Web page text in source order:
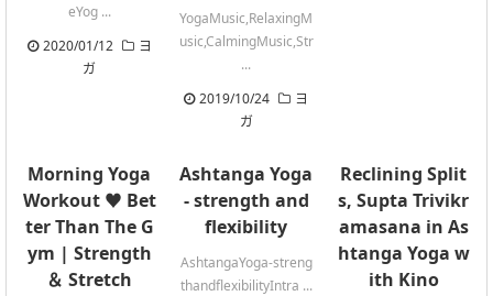
eYog ...
2020/01/12
ヨ
ガ
YogaMusic,RelaxingM
usic,CalmingMusic,Str
...
2019/10/24
ヨ
ガ
Morning Yoga
Workout ♥ Bet
ter Than The G
ym | Strength
＆ Stretch
Ashtanga Yoga
- strength and
flexibility
AshtangaYoga-streng
thandflexibilityIntra ...
Reclining Split
s, Supta Trivikr
amasana in As
htanga Yoga w
ith Kino